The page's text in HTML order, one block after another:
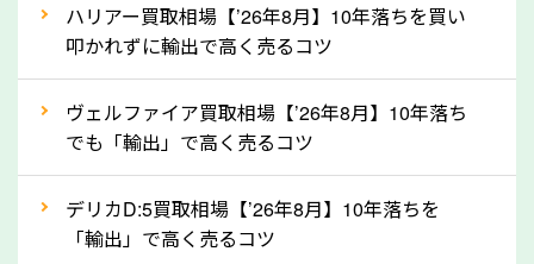
定を行い高価買取価格をつけやすくなります。
ってきます！
自動車税の還付金は、先に年払いしていた自動車税が
月割りで返還されるものです。ですから、自動車税の
還付金は早めに売却するほど多く還付されます。不要
ハリアー買取相場【’26年8月】10年落ちを買い
叩かれずに輸出で高く売るコツ
ヴェルファイア買取相場【’26年8月】10年落ち
でも「輸出」で高く売るコツ
デリカD:5買取相場【’26年8月】10年落ちを
「輸出」で高く売るコツ